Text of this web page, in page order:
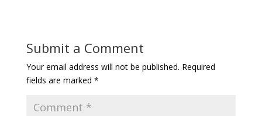
Submit a Comment
Your email address will not be published. Required
fields are marked *